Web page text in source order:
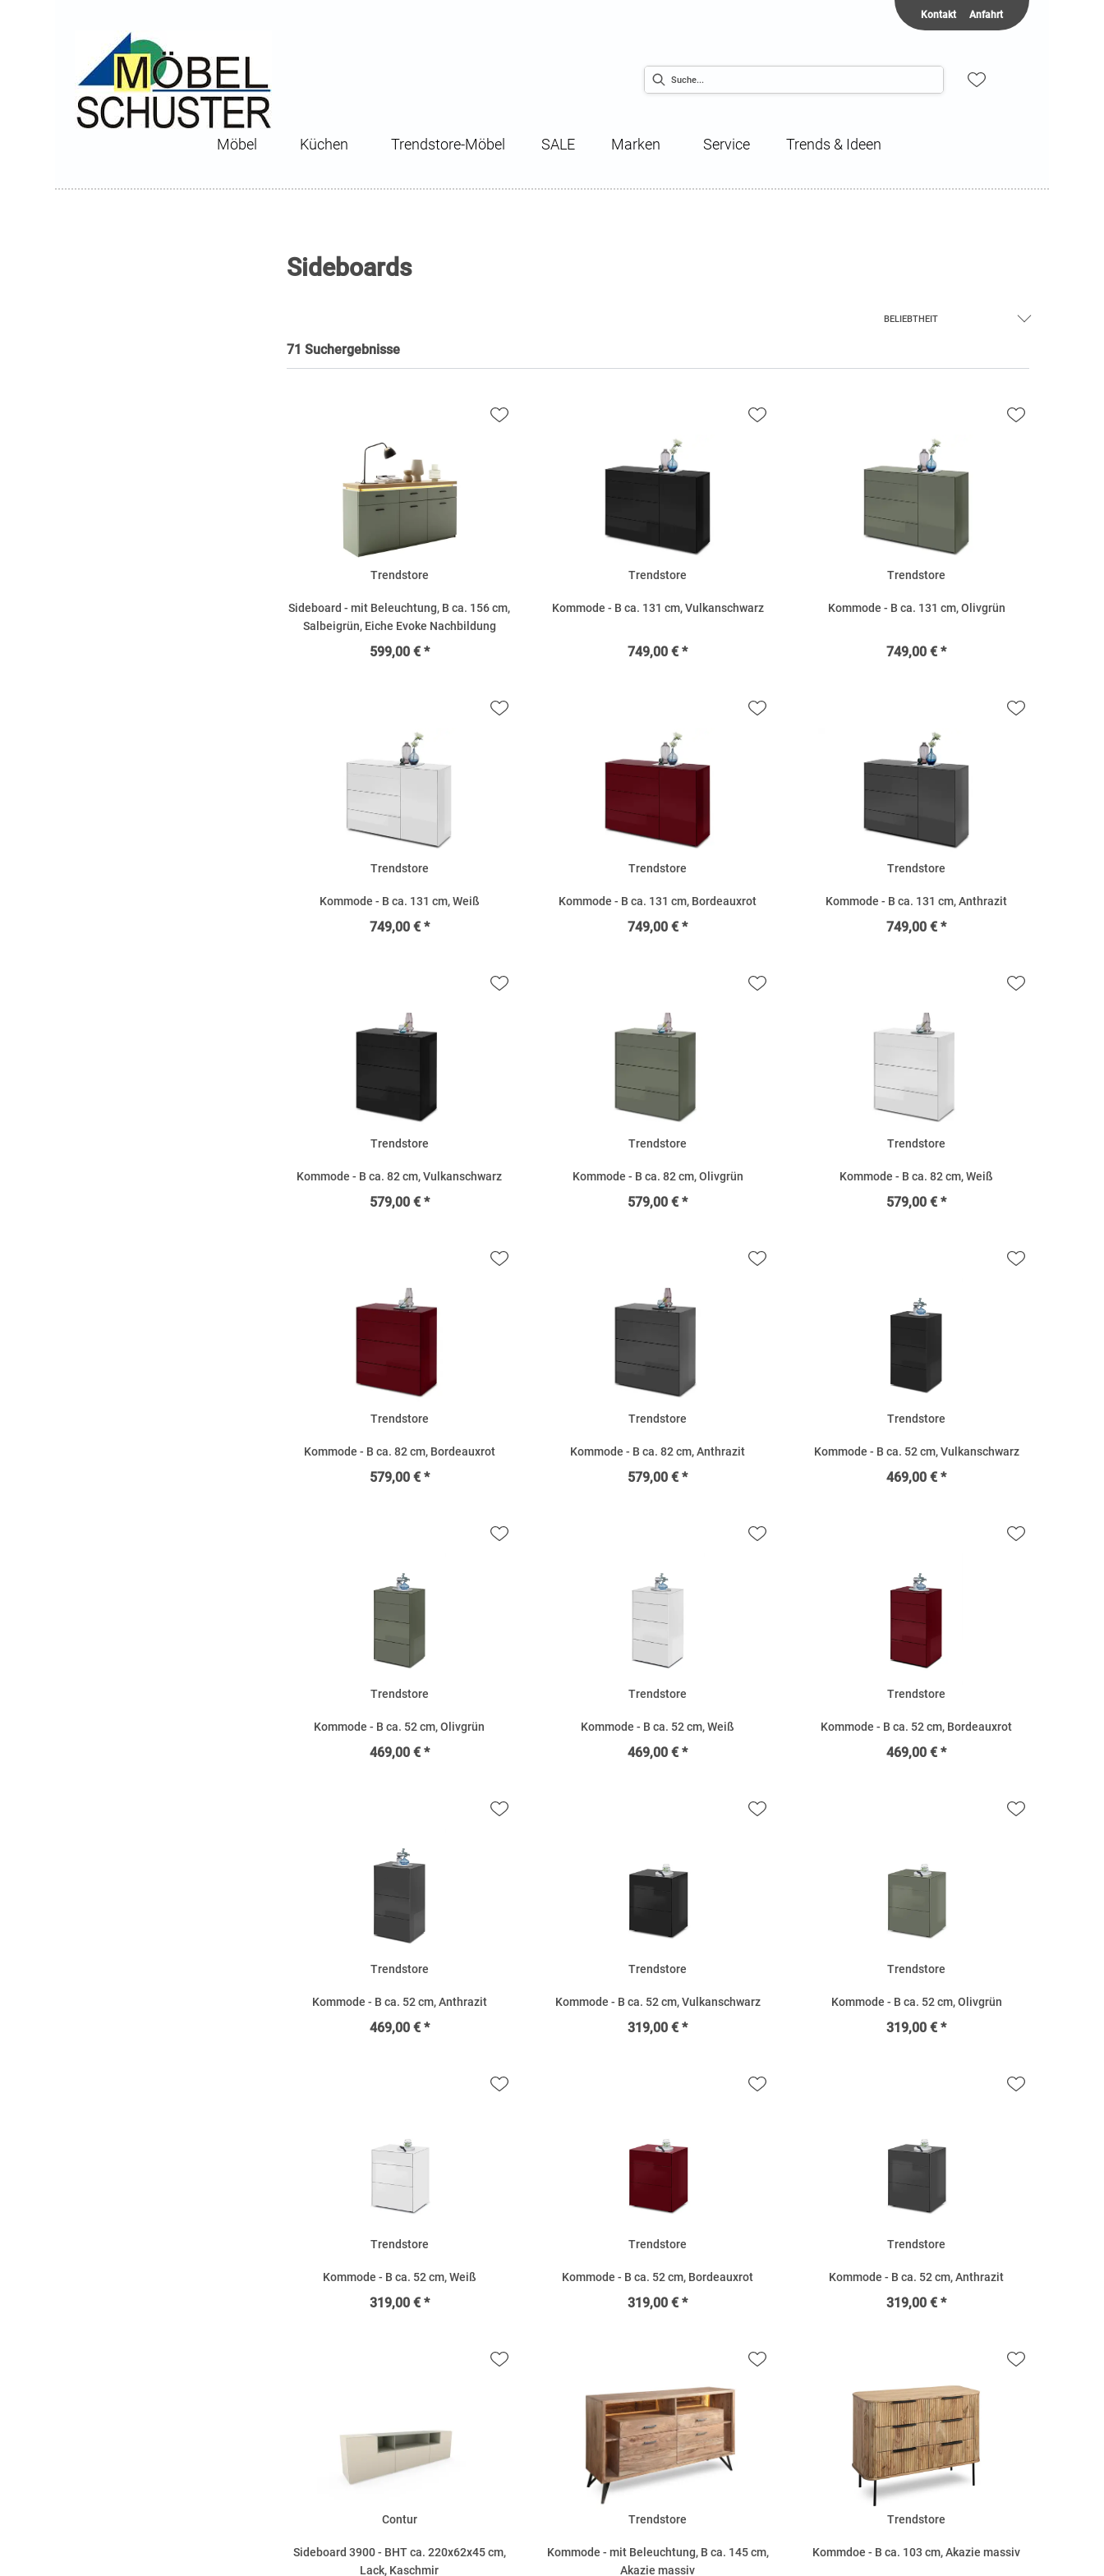
Kontakt Anfahrt
Möbel Küchen Trendstore-Möbel SALE Marken Service Trends & Ideen
Sideboards
BELIEBTHEIT
71 Suchergebnisse
Trendstore
Sideboard - mit Beleuchtung, B ca. 156 cm,
Salbeigrün, Eiche Evoke Nachbildung
599,00 € *
Trendstore
Kommode - B ca. 131 cm, Vulkanschwarz
749,00 € *
Trendstore
Kommode - B ca. 131 cm, Olivgrün
749,00 € *
Trendstore
Kommode - B ca. 131 cm, Weiß
749,00 € *
Trendstore
Kommode - B ca. 131 cm, Bordeauxrot
749,00 € *
Trendstore
Kommode - B ca. 131 cm, Anthrazit
749,00 € *
Trendstore
Kommode - B ca. 82 cm, Vulkanschwarz
579,00 € *
Trendstore
Kommode - B ca. 82 cm, Olivgrün
579,00 € *
Trendstore
Kommode - B ca. 82 cm, Weiß
579,00 € *
Trendstore
Kommode - B ca. 82 cm, Bordeauxrot
579,00 € *
Trendstore
Kommode - B ca. 82 cm, Anthrazit
579,00 € *
Trendstore
Kommode - B ca. 52 cm, Vulkanschwarz
469,00 € *
Trendstore
Kommode - B ca. 52 cm, Olivgrün
469,00 € *
Trendstore
Kommode - B ca. 52 cm, Weiß
469,00 € *
Trendstore
Kommode - B ca. 52 cm, Bordeauxrot
469,00 € *
Trendstore
Kommode - B ca. 52 cm, Anthrazit
469,00 € *
Trendstore
Kommode - B ca. 52 cm, Vulkanschwarz
319,00 € *
Trendstore
Kommode - B ca. 52 cm, Olivgrün
319,00 € *
Trendstore
Kommode - B ca. 52 cm, Weiß
319,00 € *
Trendstore
Kommode - B ca. 52 cm, Bordeauxrot
319,00 € *
Trendstore
Kommode - B ca. 52 cm, Anthrazit
319,00 € *
Contur
Sideboard 3900 - BHT ca. 220x62x45 cm,
Lack, Kaschmir
Trendstore
Kommode - mit Beleuchtung, B ca. 145 cm,
Akazie massiv
Trendstore
Kommdoe - B ca. 103 cm, Akazie massiv